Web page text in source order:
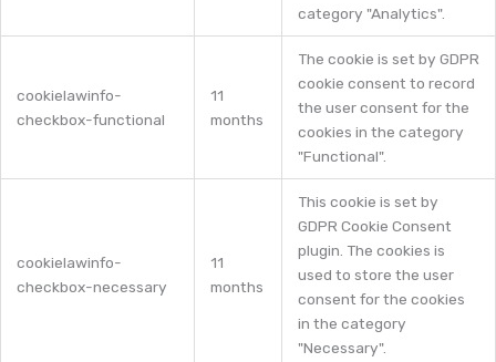
category "Analytics".
cookielawinfo-
checkbox-functional
11
months
The cookie is set by GDPR
cookie consent to record
the user consent for the
cookies in the category
"Functional".
cookielawinfo-
checkbox-necessary
11
months
This cookie is set by
GDPR Cookie Consent
plugin. The cookies is
used to store the user
consent for the cookies
in the category
"Necessary".